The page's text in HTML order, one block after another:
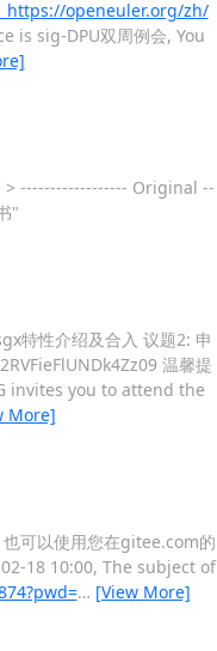
https://openeuler.org/zh/
is sig-DPU双周例会, You
> ------------------ Original --
"
特性介绍及合入 议题2: 申
温馨提
invites you to attend the
More]
可以使用您在gitee.com的
18 10:00, The subject of
… [View More]